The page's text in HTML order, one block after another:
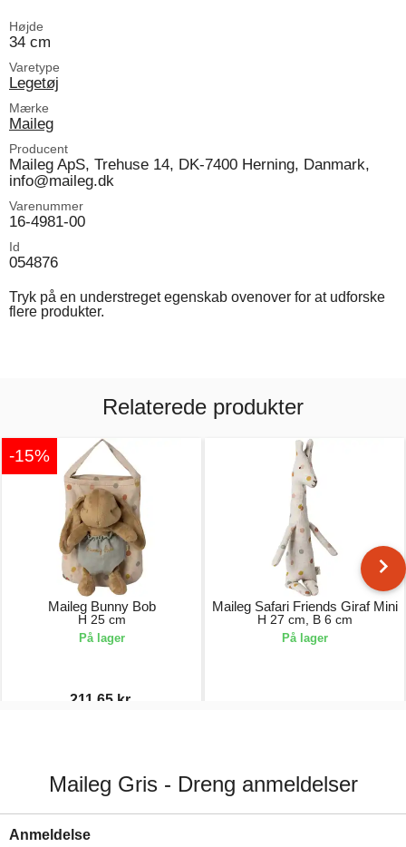
Højde
34 cm
Varetype
Legetøj
Mærke
Maileg
Producent
Maileg ApS, Trehuse 14, DK-7400 Herning, Danmark,
info@maileg.dk
Varenummer
16-4981-00
Id
054876
Tryk på en understreget egenskab ovenover for at udforske
flere produkter.
Relaterede produkter
-15%
Maileg Bunny Bob
H 25 cm
På lager
211,65 kr.
Maileg Safari Friends Giraf Mini
H 27 cm, B 6 cm
På lager
Maileg Gris - Dreng anmeldelser
Anmeldelse